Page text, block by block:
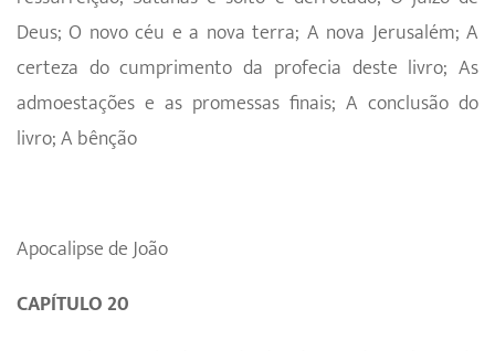
Deus; O novo céu e a nova terra; A nova Jerusalém; A
certeza do cumprimento da profecia deste livro; As
admoestações e as promessas finais; A conclusão do
livro; A bênção
Apocalipse de João
CAPÍTULO 20